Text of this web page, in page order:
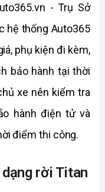
- Trụ Sở
hệ thống Auto365
phụ kiện đi kèm,
bảo hành tại thời
xe nên kiểm tra
hành điện tử và
điểm thi công.
rời Titan